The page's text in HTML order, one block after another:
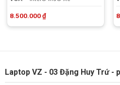
8.500.000₫
Laptop VZ - 03 Đặng Huy Trứ -